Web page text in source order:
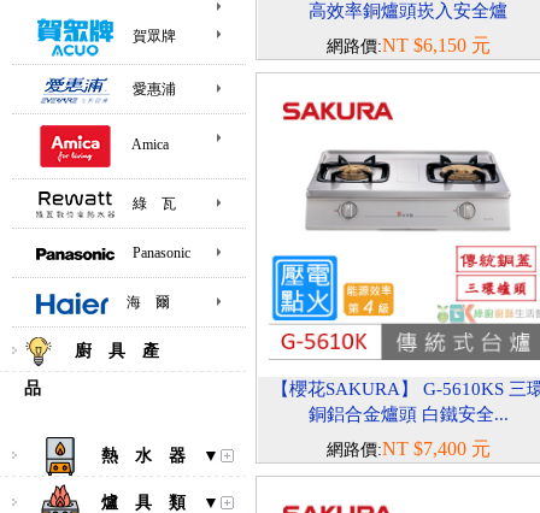
賀眾牌
愛惠浦
Amica
綠 瓦
Panasonic
海 爾
廚 具 產
品
熱 水 器 ▼
爐 具 類 ▼
高效率銅爐頭崁入安全爐
網路價:NT $6,150 元
【櫻花SAKURA】 G-5610KS 三
銅鋁合金爐頭 白鐵安全...
網路價:NT $7,400 元